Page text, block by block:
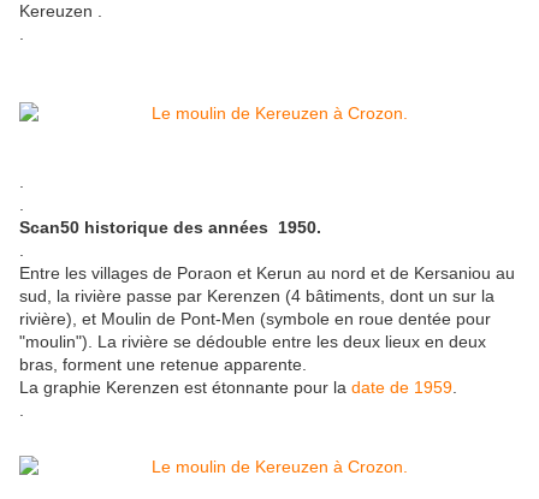
Kereuzen .
Scan50 historique des années 1950.
Entre les villages de Poraon et Kerun au nord et de Kersaniou au
sud, la rivière passe par Kerenzen (4 bâtiments, dont un sur la
rivière), et Moulin de Pont-Men (symbole en roue dentée pour
"moulin"). La rivière se dédouble entre les deux lieux en deux
bras, forment une retenue apparente.
La graphie Kerenzen est étonnante pour la date de 1959